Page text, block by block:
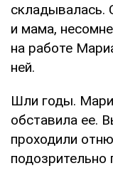
складывалась.
и мама,
на работе
ней.
Шли годы.
обставила ее.
проходили
подозрительно